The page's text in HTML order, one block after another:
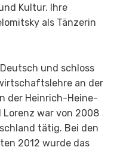
Kultur. Ihre
als Tänzerin
und schloss
an der
der Heinrich-Heine-
Lorenz war von 2008
tätig. Bei den
2012 wurde das